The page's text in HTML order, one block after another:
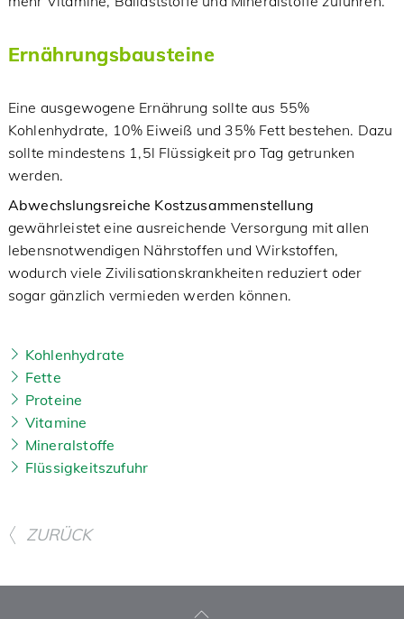
Ernährungsbausteine
Eine ausgewogene Ernährung sollte aus 55%
Kohlenhydrate, 10% Eiweiß und 35% Fett bestehen. Dazu
sollte mindestens 1,5l Flüssigkeit pro Tag getrunken
werden.
Abwechslungsreiche Kostzusammenstellung
gewährleistet eine ausreichende Versorgung mit allen
lebensnotwendigen Nährstoffen und Wirkstoffen,
wodurch viele Zivilisationskrankheiten reduziert oder
sogar gänzlich vermieden werden können.
Kohlenhydrate
Fette
Proteine
Vitamine
Mineralstoffe
Flüssigkeitszufuhr
ZURÜCK